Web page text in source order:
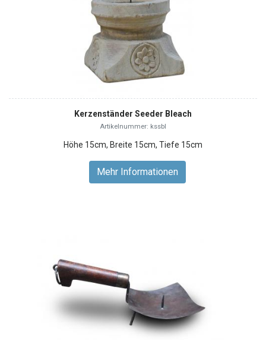
Kerzenständer Seeder Bleach
Artikelnummer: kssbl
Höhe 15cm, Breite 15cm, Tiefe 15cm
Mehr Informationen